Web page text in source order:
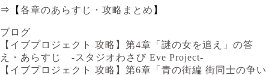
⇒【 各章のあらすじ・攻略まとめ 】
ブログ
【イブプロジェクト 攻略】第4章「謎の女を追え」の答
え・あらすじ -スタジオわさび Eve Project-
【イブプロジェクト 攻略】第6章「青の街編 街同士の争い